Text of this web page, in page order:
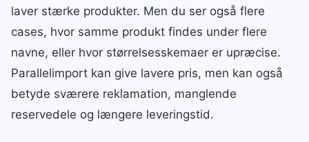
laver stærke produkter. Men du ser også flere
cases, hvor samme produkt findes under flere
navne, eller hvor størrelsesskemaer er upræcise.
Parallelimport kan give lavere pris, men kan også
betyde sværere reklamation, manglende
reservedele og længere leveringstid.